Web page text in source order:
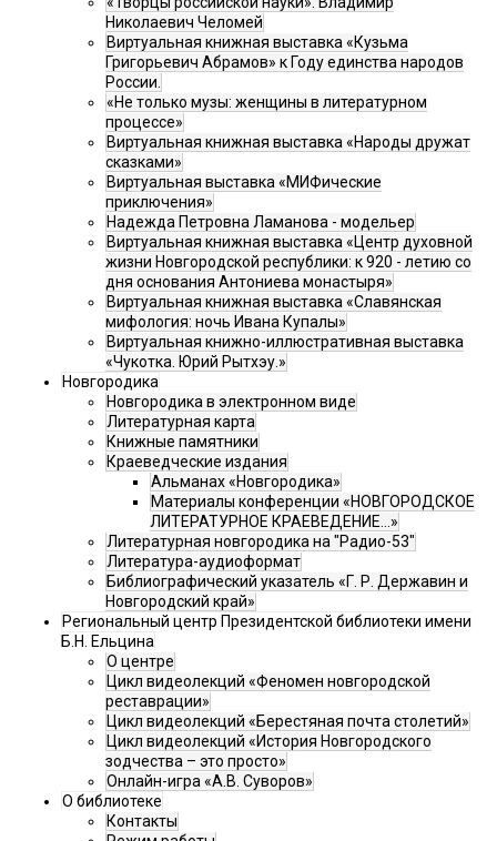
Николаевич Челомей
Виртуальная книжная выставка «Кузьма
Григорьевич Абрамов» к Году единства народов
России.
«Не только музы: женщины в литературном
процессе»
Виртуальная книжная выставка «Народы дружат
сказками»
Виртуальная выставка «МИФические
приключения»
Надежда Петровна Ламанова - модельер
Виртуальная книжная выставка «Центр духовной
жизни Новгородской республики: к 920 - летию со
дня основания Антониева монастыря»
Виртуальная книжная выставка «Славянская
мифология: ночь Ивана Купалы»
Виртуальная книжно-иллюстративная выставка
«Чукотка. Юрий Рытхэу.»
Новгородика
Новгородика в электронном виде
Литературная карта
Книжные памятники
Краеведческие издания
Альманах «Новгородика»
Материалы конференции «НОВГОРОДСКОЕ
ЛИТЕРАТУРНОЕ КРАЕВЕДЕНИЕ...»
Литературная новгородика на "Радио-53"
Литература-аудиоформат
Библиографический указатель «Г. Р. Державин и
Новгородский край»
Региональный центр Президентской библиотеки имени
Б.Н. Ельцина
О центре
Цикл видеолекций «Феномен новгородской
реставрации»
Цикл видеолекций «Берестяная почта столетий»
Цикл видеолекций «История Новгородского
зодчества – это просто»
Онлайн-игра «А.В. Суворов»
О библиотеке
Контакты